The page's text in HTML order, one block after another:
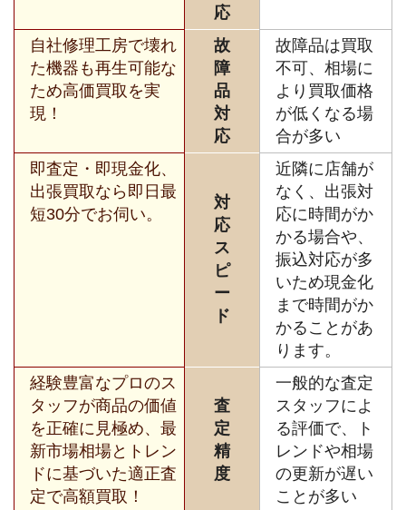
応
自社修理工房で壊れ
た機器も再生可能な
ため高価買取を実
現！
故
障
品
対
応
故障品は買取
不可、相場に
より買取価格
が低くなる場
合が多い
即査定・即現金化、
出張買取なら即日最
短30分でお伺い。
対
応
ス
ピ
ー
ド
近隣に店舗が
なく、出張対
応に時間がか
かる場合や、
振込対応が多
いため現金化
まで時間がか
かることがあ
ります。
経験豊富なプロのス
タッフが商品の価値
を正確に見極め、最
新市場相場とトレン
ドに基づいた適正査
定で高額買取！
査
定
精
度
一般的な査定
スタッフによ
る評価で、ト
レンドや相場
の更新が遅い
ことが多い